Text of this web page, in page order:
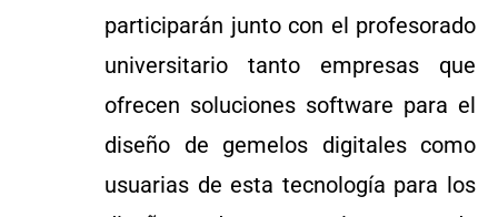
participarán junto con el profesorado
universitario tanto empresas que
ofrecen soluciones software para el
diseño de gemelos digitales como
usuarias de esta tecnología para los